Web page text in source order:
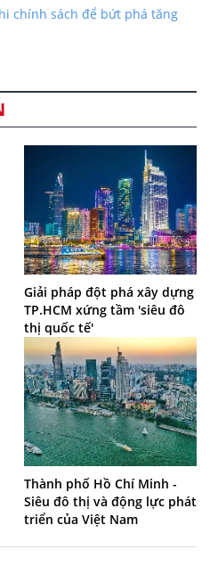
chính sách để bứt phá tăng
Giải pháp đột phá xây dựng
TP.HCM xứng tầm 'siêu đô
thị quốc tế'
Thành phố Hồ Chí Minh -
Siêu đô thị và động lực phát
triển của Việt Nam